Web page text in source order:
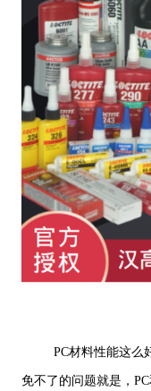
PC材料性能这么
免不了的问题就是，